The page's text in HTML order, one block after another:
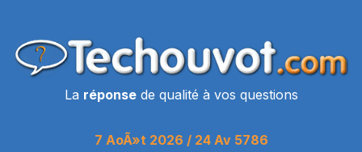
La réponsede qualité à vos questions
7 AoÃ»t 2026 / 24 Av 5786